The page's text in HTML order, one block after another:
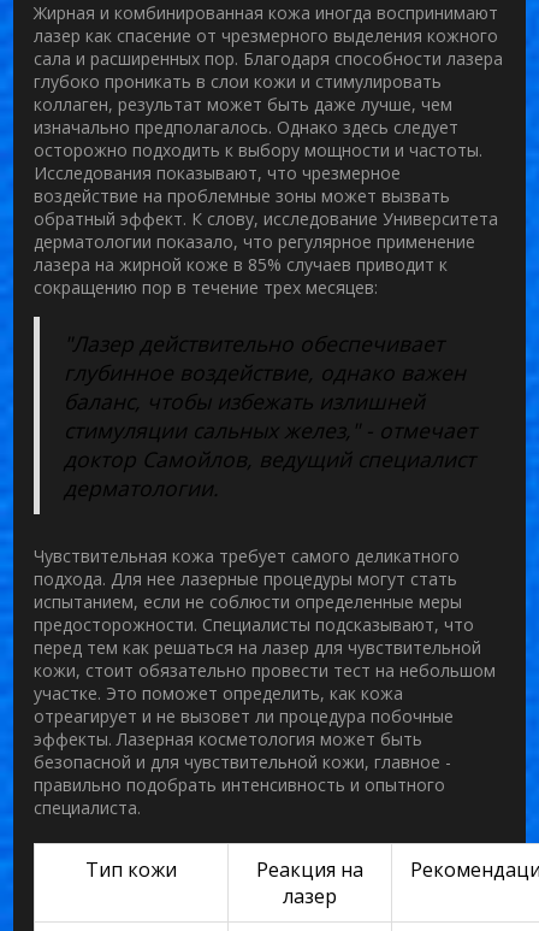
Жирная и комбинированная кожа иногда воспринимают
лазер как спасение от чрезмерного выделения кожного
сала и расширенных пор. Благодаря способности лазера
глубоко проникать в слои кожи и стимулировать
коллаген, результат может быть даже лучше, чем
изначально предполагалось. Однако здесь следует
осторожно подходить к выбору мощности и частоты.
Исследования показывают, что чрезмерное
воздействие на проблемные зоны может вызвать
обратный эффект. К слову, исследование Университета
дерматологии показало, что регулярное применение
лазера на жирной коже в 85% случаев приводит к
сокращению пор в течение трех месяцев:
"Лазер действительно обеспечивает
глубинное воздействие, однако важен
баланс, чтобы избежать излишней
стимуляции сальных желез," - отмечает
доктор Самойлов, ведущий специалист
дерматологии.
Чувствительная кожа требует самого деликатного
подхода. Для нее лазерные процедуры могут стать
испытанием, если не соблюсти определенные меры
предосторожности. Специалисты подсказывают, что
перед тем как решаться на лазер для чувствительной
кожи, стоит обязательно провести тест на небольшом
участке. Это поможет определить, как кожа
отреагирует и не вызовет ли процедура побочные
эффекты. Лазерная косметология может быть
безопасной и для чувствительной кожи, главное -
правильно подобрать интенсивность и опытного
специалиста.
Тип кожи
Реакция на
лазер